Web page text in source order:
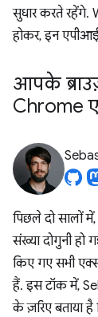
सुधार करते
होकर, इन
आपके
Chrome
पिछले दो सालों
संख्या दोगुनी
किए गए सभी
हैं. इस टॉक में,
के ज़रिए बताया